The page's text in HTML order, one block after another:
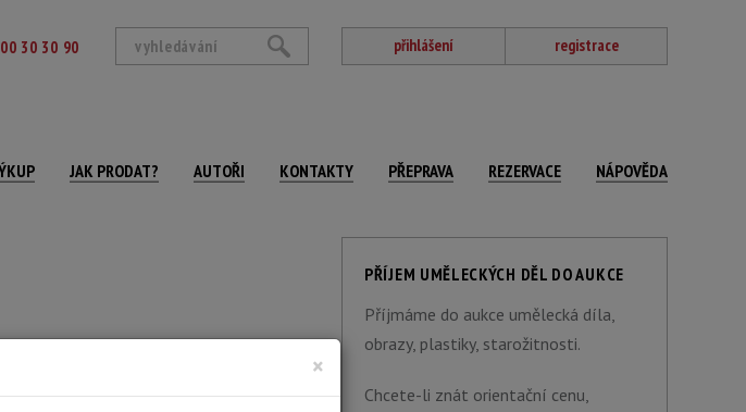
30 30 90 přihlášení registrace
JAK PRODAT? AUTOŘI KONTAKTY PŘEPRAVA REZERVACE NÁPOVĚDA
PŘÍJEM UMĚLECKÝCH DĚL DO AUKCE
Příjmáme do aukce umělecká díla,
obrazy, plastiky, starožitnosti.
Chcete-li znát orientační cenu,
×